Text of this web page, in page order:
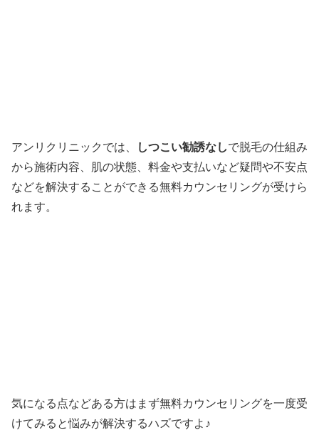
アンリクリニックでは、 しつこい勧誘なしで脱毛の仕組み
から施術内容、肌の状態、料金や支払いなど疑問や不安点
などを解決することができる無料カウンセリングが受けら
れます。
気になる点などある方はまず無料カウンセリングを一度受
けてみると悩みが解決するハズですよ♪